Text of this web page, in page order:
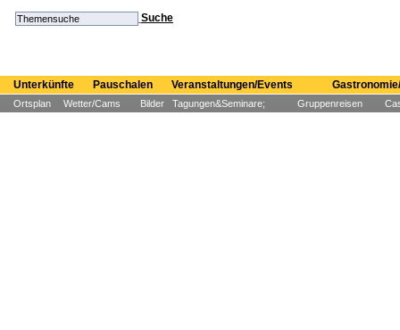
Unterkünfte Pauschalen Veranstaltungen/Events
Ortsplan Wetter/Cams Bilder Tagungen&Seminare; Gruppenreisen
Suche